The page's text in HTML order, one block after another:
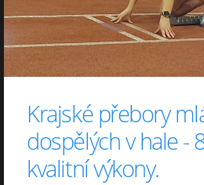
Krajské přebory
dospělých v hale -
kvalitní výkony.